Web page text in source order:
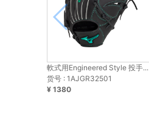
軟式用Engineered Style 投手...
货号 : 1AJGR32501
¥ 1380